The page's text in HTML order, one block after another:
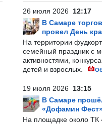
26 июля 2026 12:17
В Самаре
провел День
На территории
семейный праздник с
активностями,
детей и взрослых.
19 июля 2026 13:15
В Самаре
«Дофамин
На площадке около